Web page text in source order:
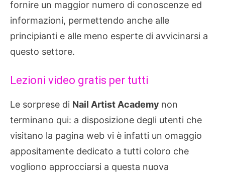
fornire un maggior numero di conoscenze ed
informazioni, permettendo anche alle
principianti e alle meno esperte di avvicinarsi a
questo settore.
Lezioni video gratis per tutti
Le sorprese di Nail Artist Academy non
terminano qui: a disposizione degli utenti che
visitano la pagina web vi è infatti un omaggio
appositamente dedicato a tutti coloro che
vogliono approcciarsi a questa nuova